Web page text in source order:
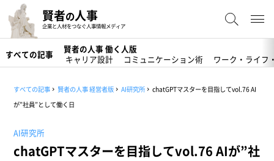
賢者の人事
企業と人材をつなぐ人事情報メディア
すべての記事
賢者の人事 働く人版
キャリア設計
コミュニケーション術 ワーク・ライフ
すべての記事 賢者の人事 経営者版 AI研究所
chatGPTマスターを目指してvol.76 AI
が”社員”として働く日
AI研究所
chatGPTマスターを目指してvol.76 AIが”社